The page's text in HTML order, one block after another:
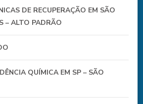
DE RECUPERAÇÃO EM SÃO
– ALTO PADRÃO
QUÍMICA EM SP – SÃO